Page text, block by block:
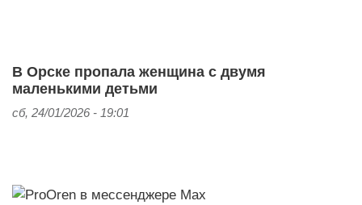
В Орске пропала женщина с двумя
маленькими детьми
сб, 24/01/2026 - 19:01